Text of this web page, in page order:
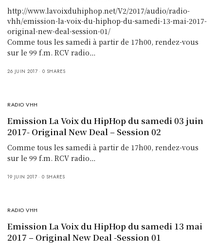
http://www.lavoixduhiphop.net/V2/2017/audio/radio-
vhh/emission-la-voix-du-hiphop-du-samedi-13-mai-2017-
original-new-deal-session-01/
Comme tous les samedi à partir de 17h00, rendez-vous
sur le 99 f.m. RCV radio…
26 JUIN 2017 0 SHARES
RADIO VHH
Emission La Voix du HipHop du samedi 03 juin
2017- Original New Deal – Session 02
Comme tous les samedi à partir de 17h00, rendez-vous
sur le 99 f.m. RCV radio…
19 JUIN 2017 0 SHARES
RADIO VHH
Emission La Voix du HipHop du samedi 13 mai
2017 – Original New Deal -Session 01